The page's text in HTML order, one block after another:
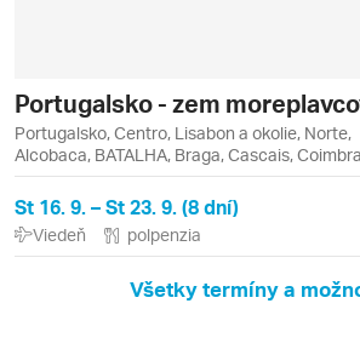
Portugalsko - zem
Portugalsko, Centro, Lisabon a okolie, Norte,
Alcobaca, BATALHA, Braga, Cascais,
Estoril, Fátima, Guimarães, Lisabon, Óbidos,
Sintra, Tomar
St 16. 9. – St 23. 9. (8 dní)
Viedeň polpenzia
Všetky termíny a